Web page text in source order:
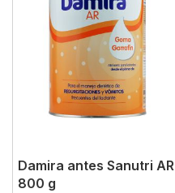
Damira antes Sanutri AR
800 g